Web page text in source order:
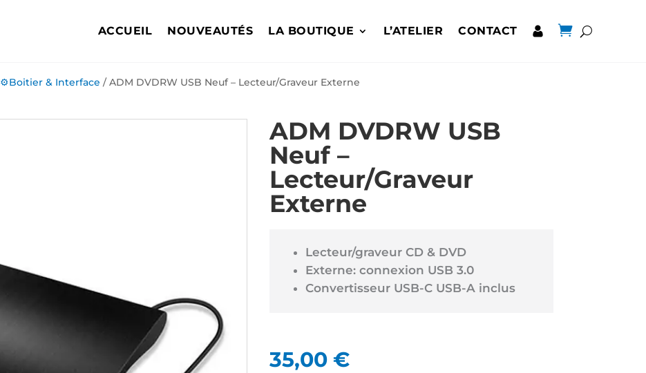
ACCUEIL NOUVEAUTÉS LA BOUTIQUE L’ATELIER CONTACT 
⚙️Boitier & Interface / ADM DVDRW USB Neuf – Lecteur/Graveur Externe
ADM DVDRW USB
Neuf –
Lecteur/Graveur
Externe
Lecteur/graveur CD & DVD
Externe: connexion USB 3.0
Convertisseur USB-C USB-A inclus
35,00 €